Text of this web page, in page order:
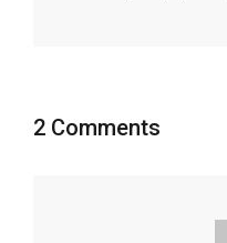
2 Comments